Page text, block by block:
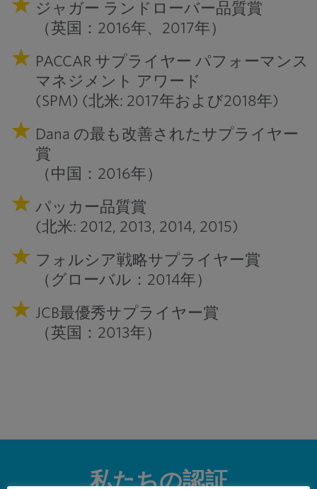
ジャガー ランドローバー品質賞
（英国：2016年、2017年）
PACCAR サプライヤー パフォーマンス
マネジメント アワード
(SPM) (北米: 2017年および2018年)
Dana の最も改善されたサプライヤー
賞
（中国：2016年）
パッカー品質賞
(北米: 2012, 2013, 2014, 2015)
フォルシア戦略サプライヤー賞
（グローバル：2014年）
JCB最優秀サプライヤー賞
（英国：2013年）
私たちの認証